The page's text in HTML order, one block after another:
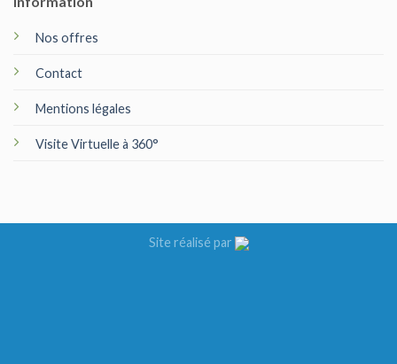
Nos offres
Contact
Mentions légales
Visite Virtuelle à 360°
Site réalisé par